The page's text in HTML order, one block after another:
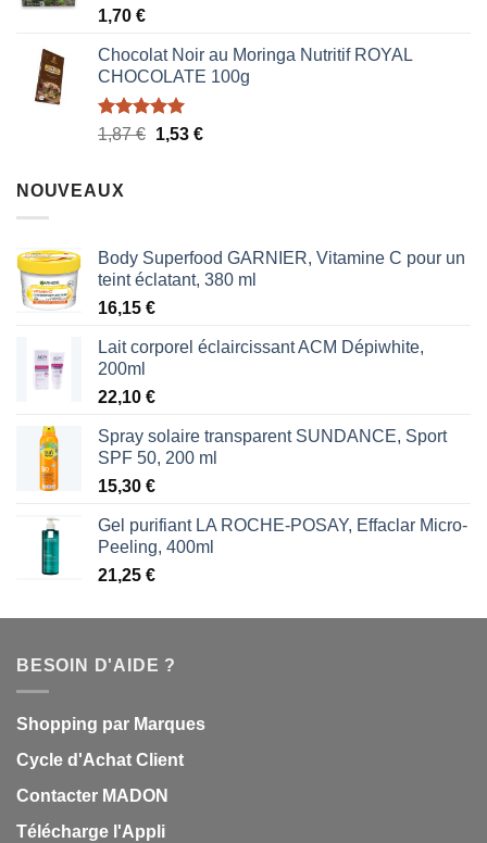
Note5.00
1,70 €
Chocolat Noir au Moringa Nutritif ROYAL
CHOCOLATE 100g
Note5.00
1,87€ Le
1,53 €Le
NOUVEAUX
Body Superfood GARNIER, Vitamine C pour un
teint éclatant, 380 ml
16,15 €
Lait corporel éclaircissant ACM Dépiwhite,
200ml
22,10 €
Spray solaire transparent SUNDANCE, Sport
SPF 50, 200 ml
15,30 €
Gel purifiant LA ROCHE-POSAY, Effaclar Micro-
Peeling, 400ml
21,25 €
BESOIN D'AIDE ?
Shopping par Marques
Cycle d'Achat Client
Contacter MADON
Télécharge l'Appli